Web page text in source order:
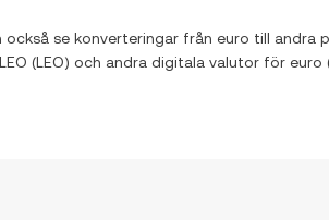
se konverteringar från euro till andra
(LEO) och andra digitala valutor för euro